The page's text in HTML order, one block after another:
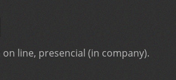
line, presencial (in company).